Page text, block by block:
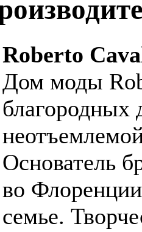
Roberto
Дом моды
благородных
Основатель
во
семье.